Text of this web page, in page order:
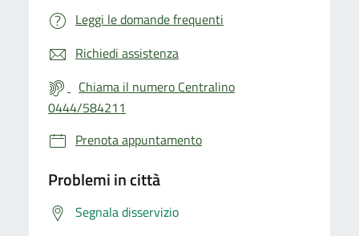
Leggi le domande frequenti
Richiedi assistenza
Chiama il numero Centralino
0444/584211
Prenota appuntamento
Problemi in città
Segnala disservizio